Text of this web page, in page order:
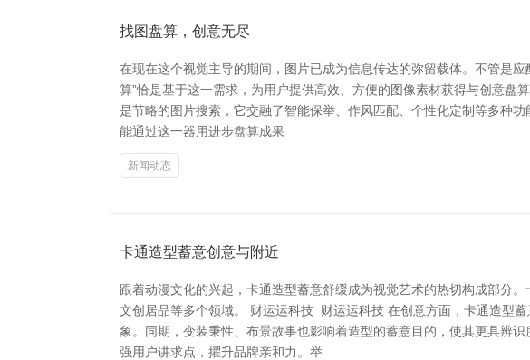
找图盘算，创意无尽
在现在这个视觉主导的期间，图片已成为信息传达的弥留载体。不管是
算”恰是基于这一需求，为用户提供高效、方便的图像素材获得与创意
是节略的图片搜索，它交融了智能保举、作风匹配、个性化定制等多种
能通过这一器用进步盘算成果
新闻动态
卡通造型蓄意创意与附近
跟着动漫文化的兴起，卡通造型蓄意舒缓成为视觉艺术的热切构成部分
文创居品等多个领域。 财运运科技_财运运科技 在创意方面，卡通造型
象。同期，变装秉性、布景故事也影响着造型的蓄意目的，使其更具辨
强用户讲求点，擢升品牌亲和力。举